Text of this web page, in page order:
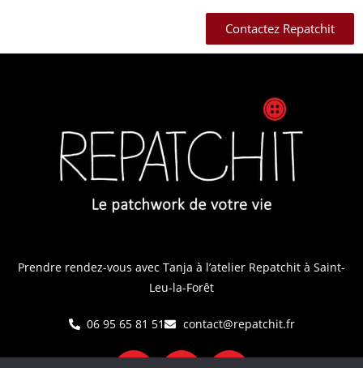
Contactez Repatchit
Prendre rendez-vous avec Tanja à l’atelier Repatchit à Saint-
Leu-la-Forêt
06 95 65 81 51 contact@repatchit.fr